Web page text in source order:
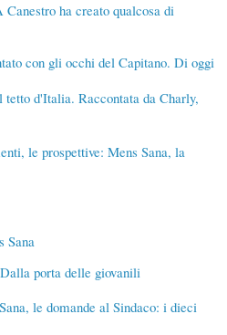
ha creato qualcosa di
con gli occhi del Capitano. Di oggi
tetto d'Italia. Raccontata da Charly,
le prospettive: Mens Sana, la
Sana
porta delle giovanili
le domande al Sindaco: i dieci